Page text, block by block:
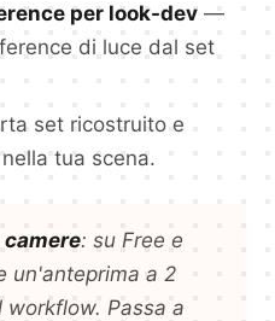
per look-dev —
di luce dal set
set ricostruito e
tua scena.
: su Free e
un'anteprima a 2
Passa a